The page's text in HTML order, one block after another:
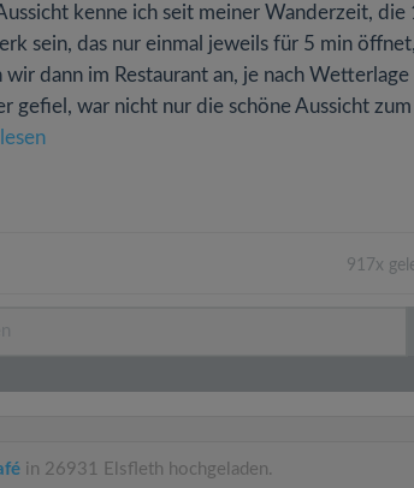
kenne ich seit meiner Wanderzeit, die
sein, das nur einmal jeweils für 5 min öffnet,
dann im Restaurant an, je nach Wetterlage
gefiel, war nicht nur die schöne Aussicht zum
917x
in 26931 Elsfleth hochgeladen.